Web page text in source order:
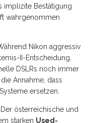
implizite Bestätigung
wahrgenommen
Nikon aggressiv
II-Entscheidung,
DSLRs noch immer
Annahme, dass
ersetzen.
Der österreichische und
starken Used-